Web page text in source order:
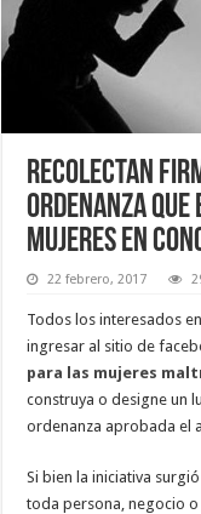
Recolectan
ordenanza
mujeres en
22 febrero, 2017
Todos los interesados
ingresar al sitio de
para las mujeres
construya o designe un
ordenanza aprobada el
Si bien la iniciativa
toda persona, negocio